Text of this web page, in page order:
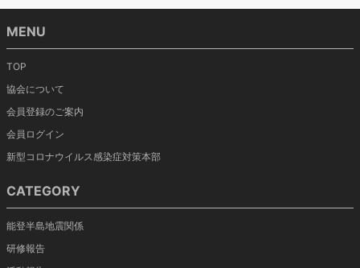
MENU
TOP
協会について
会員登録のご案内
会員ログイン
新型コロナウイルス感染症対策本部
CATEGORY
能登半島地震関係
研修報告